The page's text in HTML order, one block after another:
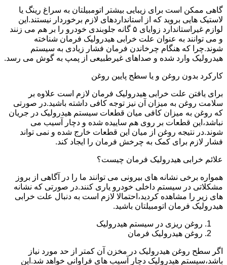
گاهی ممکن است برای زیبایی بیشتر اتومبیلتان به سراغ رینگ یا
لاستیک هایی بروید که از استانداردهای لازم برخوردار نیستند.این
لوازم غیراستاندارد زوایای ۵ گانه جلوبندی خودرو را بر هم می زنند
و می توانند به عنوان علت خرابی هیدرولیک فرمان شناخته
شوند.چرا که هنگام چرخاندن فرمان فشار زیادی به سیستم
هیدرولیک وارد شده و صداهای غیرطبیعی از پمپ به گوش می رسد.
کارکرد بدون روغن و یا سطح پایین روغن
برای یافتن علت خرابی هیدرولیک فرمان لازم است علاوه بر
سلامت روغن به میزان آن نیز توجه کافی داشته باشید.در صورتی
که روغن به میزان کافی میان قطعات سیستم هیدرولیک در جریان
نباشد،این قطعات بر روی هم ساییده شده و دچار آسیب می
شوند.در نتیجه روغن از میان این قطعات خارج شده و نمی تواند
فشار لازم برای کمک به چرخش فرمان را ایجاد کند.
علائم خرابی هیدرولیک فرمان چیست؟
همواره برخی نشانه های بیرونی می توانند ما را در آگاهی از بروز
مشکلاتی در سیستم داخلی خودرو یاری کنند.در صورتی که نشانه
های زیر را مشاهده کردید،احتمالا لازم است به دنبال علت خرابی
هیدرولیک فرمان اتومبیلتان باشید.
روغن ریزی در سیستم هیدرولیک
روغن هیدرولیک فرمان
اگر سطح روغن هیدرولیک در مخزن آن کمتر از حد مورد نیاز
باشد،سیستم هیدرولیک دچار آسیب های فراوانی خواهد شد.این